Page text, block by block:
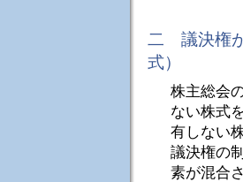
二 議決権
式）
株主総会
ない株式
有しない
議決権の
素が混合